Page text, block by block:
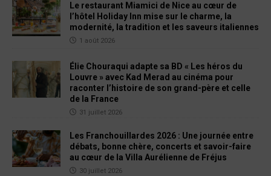
Le restaurant Miamici de Nice au cœur de
l’hôtel Holiday Inn mise sur le charme, la
modernité, la tradition et les saveurs italiennes
1 août 2026
Élie Chouraqui adapte sa BD « Les héros du
Louvre » avec Kad Merad au cinéma pour
raconter l’histoire de son grand-père et celle
de la France
31 juillet 2026
Les Franchouillardes 2026 : Une journée entre
débats, bonne chère, concerts et savoir-faire
au cœur de la Villa Aurélienne de Fréjus
30 juillet 2026